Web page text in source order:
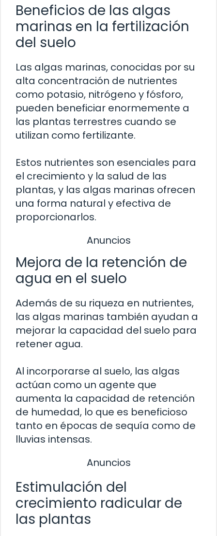
Beneficios de las algas
marinas en la fertilización
del suelo
Las algas marinas, conocidas por su
alta concentración de nutrientes
como potasio, nitrógeno y fósforo,
pueden beneficiar enormemente a
las plantas terrestres cuando se
utilizan como fertilizante.
Estos nutrientes son esenciales para
el crecimiento y la salud de las
plantas, y las algas marinas ofrecen
una forma natural y efectiva de
proporcionarlos.
Anuncios
Mejora de la retención de
agua en el suelo
Además de su riqueza en nutrientes,
las algas marinas también ayudan a
mejorar la capacidad del suelo para
retener agua.
Al incorporarse al suelo, las algas
actúan como un agente que
aumenta la capacidad de retención
de humedad, lo que es beneficioso
tanto en épocas de sequía como de
lluvias intensas.
Anuncios
Estimulación del
crecimiento radicular de
las plantas